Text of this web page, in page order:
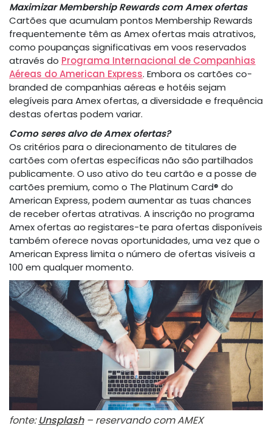
Maximizar Membership Rewards com Amex ofertas
Cartões que acumulam pontos Membership Rewards
frequentemente têm as Amex ofertas mais atrativos,
como poupanças significativas em voos reservados
através do Programa Internacional de Companhias
Aéreas do American Express. Embora os cartões co-
branded de companhias aéreas e hotéis sejam
elegíveis para Amex ofertas, a diversidade e frequência
destas ofertas podem variar.
Como seres alvo de Amex ofertas?
Os critérios para o direcionamento de titulares de
cartões com ofertas específicas não são partilhados
publicamente. O uso ativo do teu cartão e a posse de
cartões premium, como o The Platinum Card® do
American Express, podem aumentar as tuas chances
de receber ofertas atrativas. A inscrição no programa
Amex ofertas ao registares-te para ofertas disponíveis
também oferece novas oportunidades, uma vez que o
American Express limita o número de ofertas visíveis a
100 em qualquer momento.
fonte:Unsplash– reservando com AMEX